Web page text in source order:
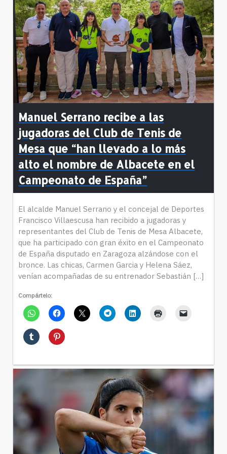
Manuel Serrano recibe a las
jugadoras del Club de Tenis de
Mesa que “han llevado a lo más
alto el nombre de Albacete en el
Campeonato de España”
El alcalde Manuel Serrano y el concejal de Deportes
Francisco Villaescusa han recibido a jugadoras y
representantes del Club de Tenis de Mesa Albacete,
que ha participado con gran éxito en el Campeonato
de España disputado en Zaragoza alzándose con el
bronce. Las chicas, Carmen Garcia y Helena Sáez,
venían acompañadas de su entrenador Sebastián […]
Compártelo: